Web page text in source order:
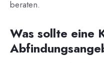
beraten.
Was sollte eine